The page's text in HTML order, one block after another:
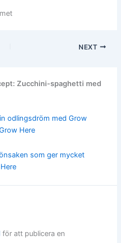
NEXT
Zucchini-spaghetti med
odlingsdröm med Grow
Here
som ger mycket
för att publicera en